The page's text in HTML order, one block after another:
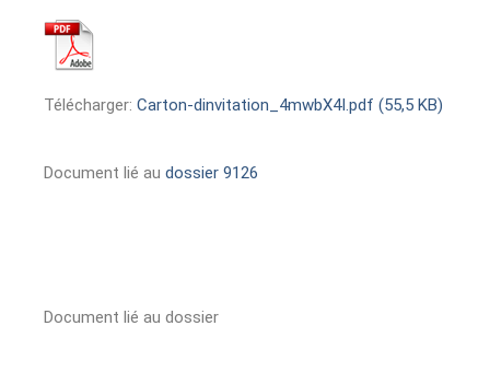
Télécharger: Carton-dinvitation_4mwbX4I.pdf (55,5 KB)
Document lié au dossier 9126
Document lié au dossier